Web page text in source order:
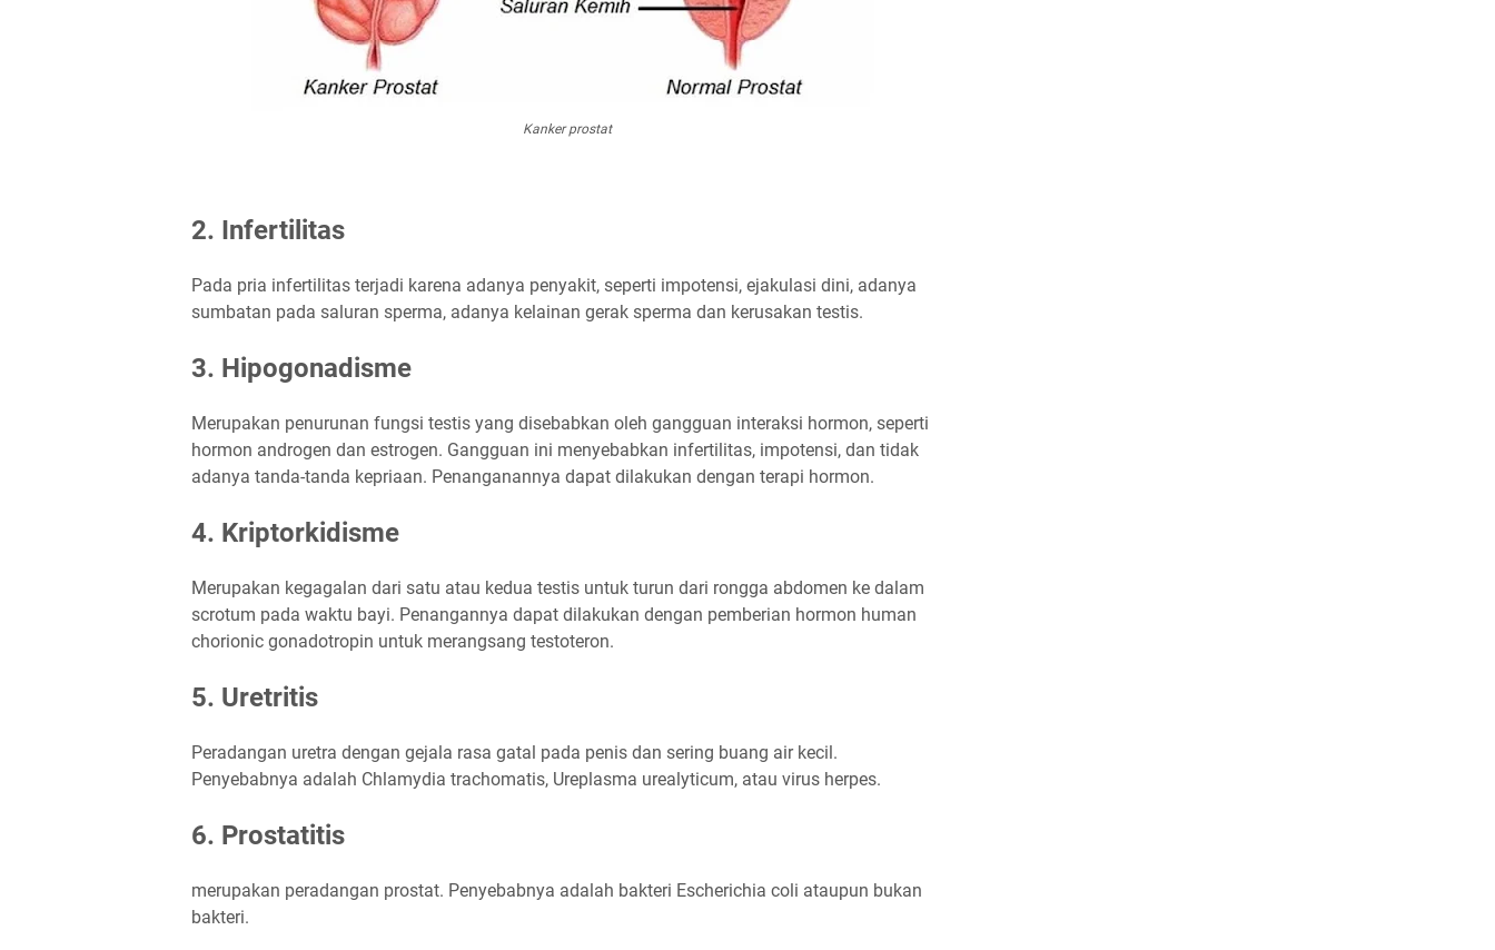
Kanker prostat
2. Infertilitas
Pada pria infertilitas terjadi karena adanya penyakit, seperti impotensi, ejakulasi dini, adanya
sumbatan pada saluran sperma, adanya kelainan gerak sperma dan kerusakan testis.
3. Hipogonadisme
Merupakan penurunan fungsi testis yang disebabkan oleh gangguan interaksi hormon, seperti
hormon androgen dan estrogen. Gangguan ini menyebabkan infertilitas, impotensi, dan tidak
adanya tanda-tanda kepriaan. Penanganannya dapat dilakukan dengan terapi hormon.
4. Kriptorkidisme
Merupakan kegagalan dari satu atau kedua testis untuk turun dari rongga abdomen ke dalam
scrotum pada waktu bayi. Penangannya dapat dilakukan dengan pemberian hormon human
chorionic gonadotropin untuk merangsang testoteron.
5. Uretritis
Peradangan uretra dengan gejala rasa gatal pada penis dan sering buang air kecil.
Penyebabnya adalah Chlamydia trachomatis, Ureplasma urealyticum, atau virus herpes.
6. Prostatitis
merupakan peradangan prostat. Penyebabnya adalah bakteri Escherichia coli ataupun bukan
bakteri.